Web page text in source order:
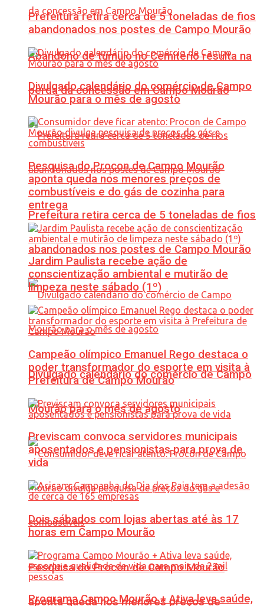
Abandono de túmulo no Cemitério resulta na
perda da concessão em Campo Mourão
Prefeitura retira cerca de 5 toneladas de fios
abandonados nos postes de Campo Mourão
Divulgado calendário do comércio de Campo
Mourão para o mês de agosto
Pesquisa do Procon de Campo Mourão
aponta queda nos menores preços de
Prefeitura retira cerca de 5 toneladas de fios
abandonados nos postes de Campo Mourão
Divulgado calendário do comércio de Campo
Mourão para o mês de agosto
Pesquisa do Procon de Campo Mourão
aponta queda nos menores preços de
combustíveis e do gás de cozinha para
entrega
Jardim Paulista recebe ação de
conscientização ambiental e mutirão de
limpeza neste sábado (1º)
Campeão olímpico Emanuel Rego destaca o
poder transformador do esporte em visita à
Prefeitura de Campo Mourão
Previscam convoca servidores municipais
aposentados e pensionistas para prova de
vida
Dois sábados com lojas abertas até às 17
horas em Campo Mourão
Programa Campo Mourão + Ativa leva saúde,